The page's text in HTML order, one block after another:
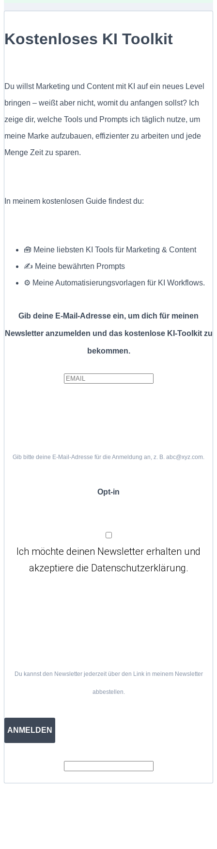
Kostenloses KI Toolkit
Du willst Marketing und Content mit KI auf ein neues Level
bringen – weißt aber nicht, womit du anfangen sollst? Ich
zeige dir, welche Tools und Prompts ich täglich nutze, um
meine Marke aufzubauen, effizienter zu arbeiten und jede
Menge Zeit zu sparen.
In meinem kostenlosen Guide findest du:
🧰 Meine liebsten KI Tools für Marketing & Content
✍ Meine bewährten Prompts
⚙️ Meine Automatisierungsvorlagen für KI Workflows.
Gib deine E-Mail-Adresse ein, um dich für meinen
Newsletter anzumelden und das kostenlose KI-Toolkit zu
bekommen.
Gib bitte deine E-Mail-Adresse für die Anmeldung an, z. B. abc@xyz.com.
Opt-in
Ich möchte deinen Newsletter erhalten und
akzeptiere die Datenschutzerklärung.
Du kannst den Newsletter jederzeit über den Link in meinem Newsletter
abbestellen.
ANMELDEN